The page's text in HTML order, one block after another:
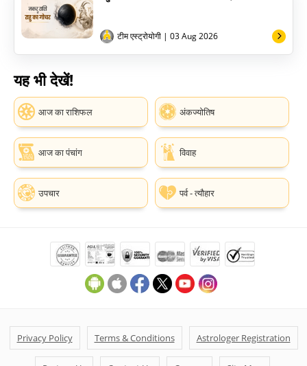
टीम एस्ट्रोयोगी | 03 Aug 2026
यह भी देखें!
आज का राशिफल अंकज्योतिष
आज का पंचांग विवाह
उपचार पर्व - त्यौहार
Privacy Policy Terms & Conditions Astrologer Registration